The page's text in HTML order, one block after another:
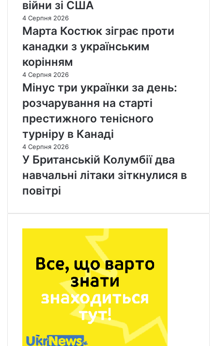
війни зі США
4 Серпня 2026
Марта Костюк зіграє проти
канадки з українським
корінням
4 Серпня 2026
Мінус три українки за день:
розчарування на старті
престижного тенісного
турніру в Канаді
4 Серпня 2026
У Британській Колумбії два
навчальні літаки зіткнулися в
повітрі